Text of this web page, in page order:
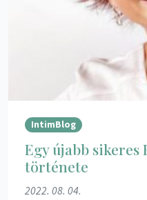
IntimBlog
Egy újabb sikeres
története
2022. 08. 04.